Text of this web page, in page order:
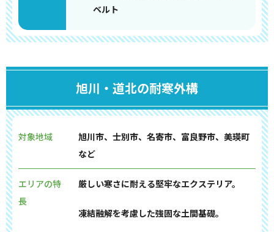
ベルト
旭川・道北の耐寒外構
対象地域
旭川市、士別市、名寄市、富良野市、美瑛町
など
エリアの特
長
厳しい寒さに耐える堅牢なエクステリア。
凍結融解を考慮した強固な土間基礎。